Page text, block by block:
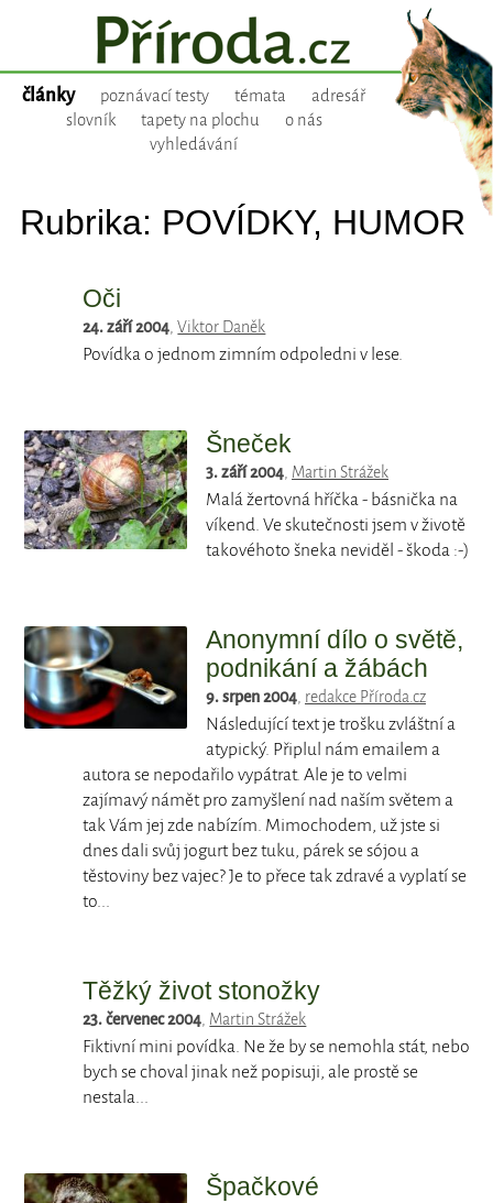
články poznávací testy témata
adresář
slovník
tapety na plochu
o nás
vyhledávání
Rubrika: POVÍDKY, HUMOR
Oči
24. září 2004,Viktor Daněk
Povídka o jednom zimním odpoledni v lese.
Šneček
3. září 2004, Martin Strážek
Malá žertovná hříčka - básnička na
víkend. Ve skutečnosti jsem v životě
takovéhoto šneka neviděl - škoda :-)
Anonymní dílo o světě,
podnikání a žábách
9. srpen 2004, redakce Příroda.cz
Následující text je trošku zvláštní a
atypický. Připlul nám emailem a
autora se nepodařilo vypátrat. Ale je to velmi
zajímavý námět pro zamyšlení nad naším světem a
tak Vám jej zde nabízím. Mimochodem, už jste si
dnes dali svůj jogurt bez tuku, párek se sójou a
těstoviny bez vajec? Je to přece tak zdravé a vyplatí se
to...
Těžký život stonožky
23. červenec 2004, Martin Strážek
Fiktivní mini povídka. Ne že by se nemohla stát, nebo
bych se choval jinak než popisuji, ale prostě se
nestala...
Špačkové